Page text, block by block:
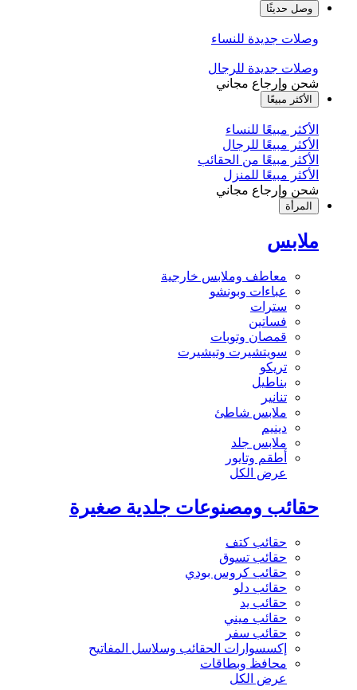
وصل حديثًا
وصلات جديدة للنساء
وصلات جديدة للرجال
شحن وإرجاع مجاني
الأكثر مبيعًا
الأكثر مبيعًا للنساء
الأكثر مبيعًا للرجال
الأكثر مبيعًا من الحقائب
الأكثر مبيعًا للمنزل
شحن وإرجاع مجاني
المرأة
ملابس
معاطف وملابس خارجية
عباءات وبونشو
سترات
فساتين
قمصان وتوبات
سويتشيرت وتيشيرت
تريكو
بناطيل
تنانير
ملابس شاطئ
دينيم
ملابس جلد
أطقم وتايور
عرض الكل
حقائب ومصنوعات جلدية صغيرة
حقائب كتف
حقائب تسوق
حقائب كروس بودي
حقائب دلو
حقائب يد
حقائب ميني
حقائب سفر
إكسسوارات الحقائب وسلاسل المفاتيح
محافظ وبطاقات
عرض الكل